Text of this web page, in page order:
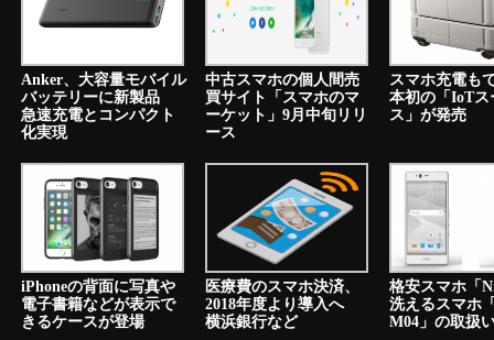
Anker、大容量モバイル
バッテリーに新製品
急速充電とコンパクト
化実現
中古スマホの個人間売
買サイト「スマホのマ
ーケット」9月中旬リリ
ース
スマホ充電も
本初の「IoTス
ス」が発売
iPhoneの背面に写真や
電子書籍などが表示で
きるケースが登場
医療費のスマホ決済、
2018年度より導入へ
横浜銀行など
格安スマホ
洗えるスマホ
M04」の取扱